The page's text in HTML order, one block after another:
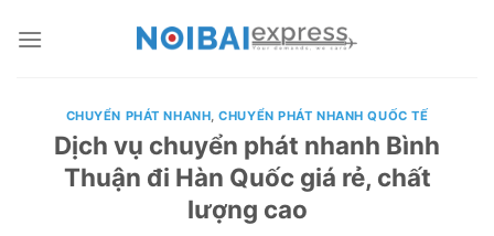
CHUYỂN PHÁT NHANH,CHUYỂN PHÁT NHANH QUỐC TẾ
Dịch vụ chuyển phát nhanh Bình
Thuận đi Hàn Quốc giá rẻ, chất
lượng cao